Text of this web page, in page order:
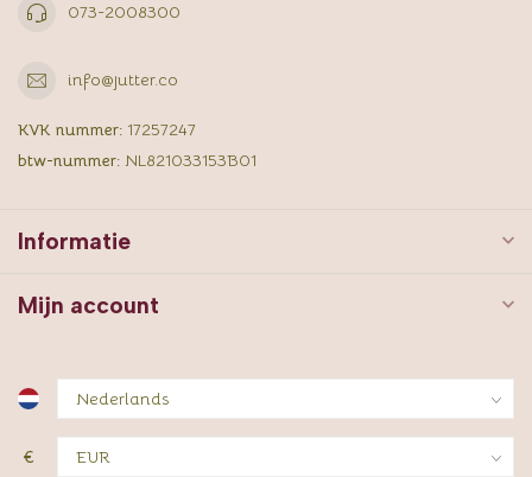
073-2008300
info@jutter.co
KVK nummer: 17257247
btw-nummer: NL821033153B01
Informatie
Mijn account
€